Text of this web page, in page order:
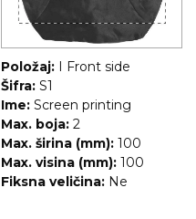
Položaj: I Front side
Šifra: S1
Ime: Screen printing
Max. boja: 2
Max. širina (mm): 100
Max. visina (mm): 100
Fiksna veličina: Ne